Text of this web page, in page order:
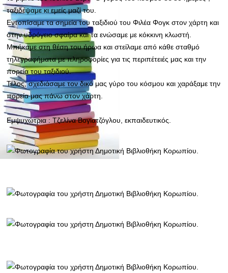
ταξιδέψαμε κι εμείς μαζί του.
Εντοπίσαμε τα σημεία του ταξιδιού του Φιλέα Φογκ στον χάρτη και
στην υδρόγειο σφαίρα και τα ενώσαμε με κόκκινη κλωστή.
Μπήκαμε στη θέση του ήρωα και στείλαμε από κάθε σταθμό
τηλεγραφήματα με πληροφορίες για τις περιπέτειές μας και την
πορεία του ταξιδιού.
Τέλος, σχεδιάσαμε τον δικό μας γύρο του κόσμου και χαράξαμε την
πορεία μας πάνω στον χάρτη.
Εμψυχώτρια : Τζελίνα Βογιατζόγλου, εκπαιδευτικός.